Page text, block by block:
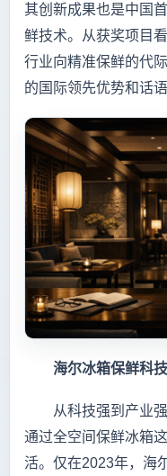
其创新成果也是中国
鲜技术。从获奖项目
行业向精准保鲜的代
的国际领先优势和话语
海尔冰箱保鲜科技
从科技强到产业强
通过全空间保鲜冰箱
活。仅在2023年，海